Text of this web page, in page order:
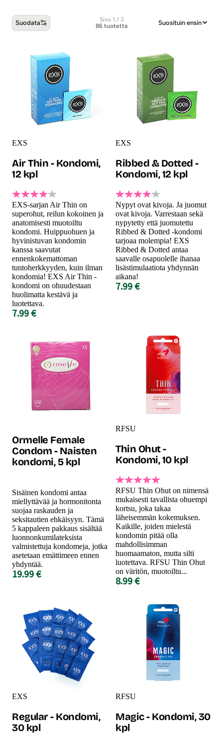
Suodata
Sivu 1 / 3
86 tuotetta
Suosituin ensin
EXS
Air Thin - Kondomi,
12 kpl
EXS-sarjan Air Thin on
superohut, reilun kokoinen ja
anatomisesti muotoiltu
kondomi. Huippuohuen ja
hyvinistuvan kondomin
kanssa saavutat
ennenkokemattoman
tuntoherkkyyden, kuin ilman
kondomia! EXS Air Thin -
kondomi on ohuudestaan
huolimatta kestävä ja
luotettava.
7.99 €
EXS
Ribbed & Dotted -
Kondomi, 12 kpl
Nypyt ovat kivoja. Ja juomut
ovat kivoja. Varrestaan sekä
nypytetty että juomutettu
Ribbed & Dotted -kondomi
tarjoaa molempia! EXS
Ribbed & Dotted antaa
saavalle osapuolelle ihanaa
lisästimulaatiota yhdynnän
aikana!
7.99 €
Ormelle Female
Condom - Naisten
kondomi, 5 kpl
Sisäinen kondomi antaa
miellyttävää ja hormonitonta
suojaa raskauden ja
seksitautien ehkäisyyn. Tämä
5 kappaleen pakkaus sisältää
luonnonkumilateksista
valmistettuja kondomeja, jotka
asetetaan emättimeen ennen
yhdyntää.
19.99 €
RFSU
Thin Ohut -
Kondomi, 10 kpl
RFSU Thin Ohut on nimensä
mukaisesti tavallista ohuempi
kortsu, joka takaa
läheisemmän kokemuksen.
Kaikille, joiden mielestä
kondomin pitää olla
mahdollisimman
huomaamaton, mutta silti
luotettava. RFSU Thin Ohut
on väritön, muotoiltu...
8.99 €
EXS
Regular - Kondomi,
30 kpl
RFSU
Magic - Kondomi, 30
kpl